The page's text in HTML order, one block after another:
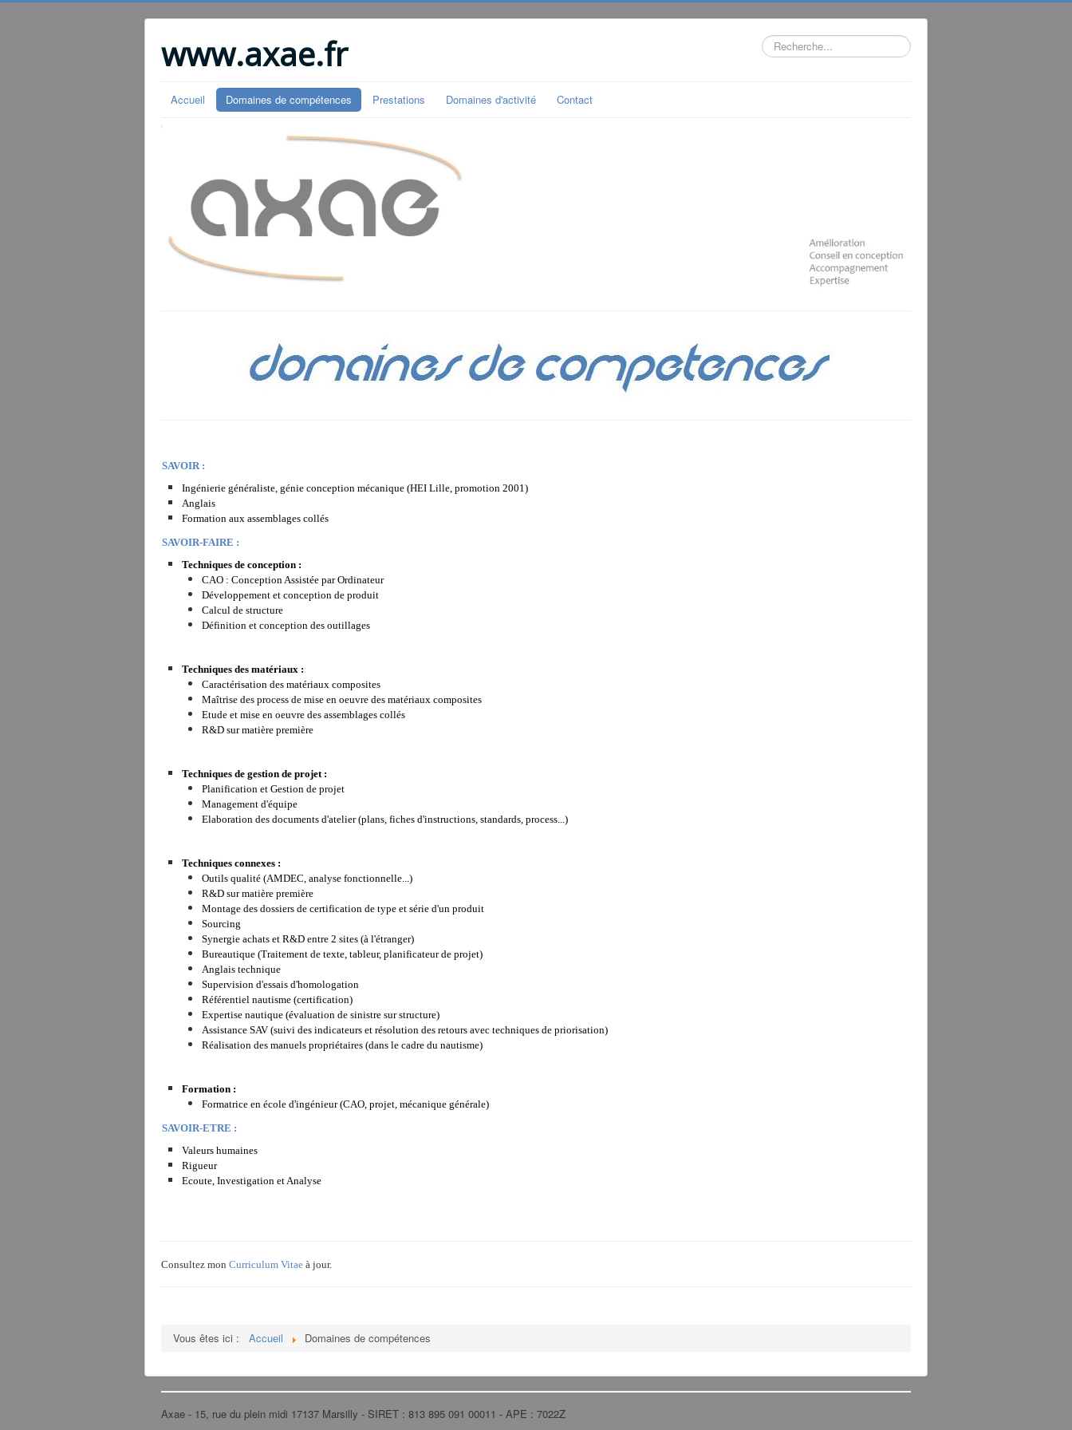
www.axae.fr Rechercher
Accueil Domaines de compétences Prestations Domaines d'activité Contact
SAVOIR :
Ingénierie généraliste, génie conception mécanique (HEI Lille, promotion 2001)
Anglais
Formation aux assemblages collés
SAVOIR-FAIRE :
Techniques de conception :
CAO : Conception Assistée par Ordinateur
Développement et conception de produit
Calcul de structure
Définition et conception des outillages
Techniques des matériaux :
Caractérisation des matériaux composites
Maîtrise des process de mise en oeuvre des matériaux composites
Etude et mise en oeuvre des assemblages collés
R&D sur matière première
Techniques de gestion de projet :
Planification et Gestion de projet
Management d'équipe
Elaboration des documents d'atelier (plans, fiches d'instructions, standards, process...)
Techniques connexes :
Outils qualité (AMDEC, analyse fonctionnelle...)
R&D sur matière première
Montage des dossiers de certification de type et série d'un produit
Sourcing
Synergie achats et R&D entre 2 sites (à l'étranger)
Bureautique (Traitement de texte, tableur, planificateur de projet)
Anglais technique
Supervision d'essais d'homologation
Référentiel nautisme (certification)
Expertise nautique (évaluation de sinistre sur structure)
Assistance SAV (suivi des indicateurs et résolution des retours avec techniques de priorisation)
Réalisation des manuels propriétaires (dans le cadre du nautisme)
Formation :
Formatrice en école d'ingénieur (CAO, projet, mécanique générale)
SAVOIR-ETRE :
Valeurs humaines
Rigueur
Ecoute, Investigation et Analyse
Consultez mon Curriculum Vitae à jour.
Vous êtes ici : Accueil Domaines de compétences
Axae - 15, rue du plein midi 17137 Marsilly - SIRET : 813 895 091 00011 - APE : 7022Z